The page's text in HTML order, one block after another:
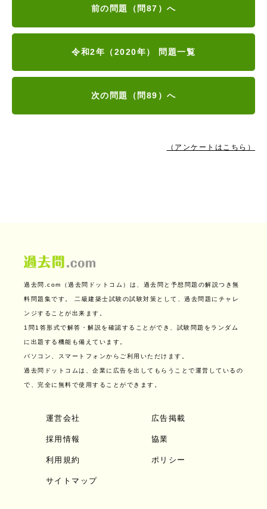
前の問題（問87）へ
令和2年（2020年） 問題一覧
次の問題（問89）へ
（アンケートはこちら）
過去問.com（過去問ドットコム）は、過去問と予想問題の解説つき無
料問題集です。 二級建築士試験の試験対策として、過去問題にチャレ
ンジすることが出来ます。
1問1答形式で解答・解説を確認することができ、試験問題をランダム
に出題する機能も備えています。
パソコン、スマートフォンからご利用いただけます。
過去問ドットコムは、企業に広告を出してもらうことで運営しているの
で、完全に無料で使用することができます。
運営会社 広告掲載
採用情報 協業
利用規約 ポリシー
サイトマップ